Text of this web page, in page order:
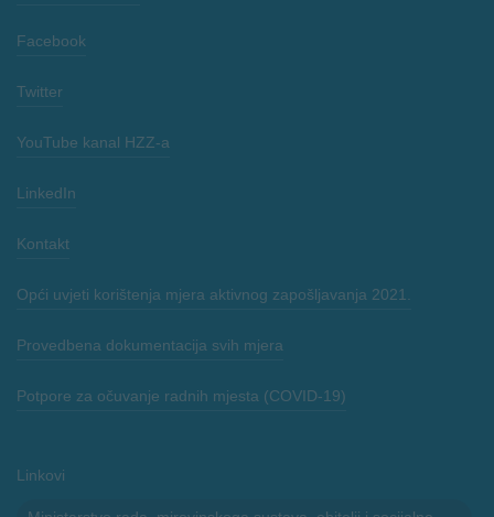
Facebook
Twitter
YouTube kanal HZZ-a
LinkedIn
Kontakt
Opći uvjeti korištenja mjera aktivnog zapošljavanja 2021.
Provedbena dokumentacija svih mjera
Potpore za očuvanje radnih mjesta (COVID-19)
Linkovi